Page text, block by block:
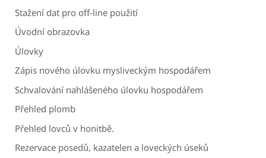
Stažení dat pro off-line použití
Úvodní obrazovka
Úlovky
Zápis nového úlovku mysliveckým hospodářem
Schvalování nahlášeného úlovku hospodářem
Přehled plomb
Přehled lovců v honitbě.
Rezervace posedů, kazatelen a loveckých úseků